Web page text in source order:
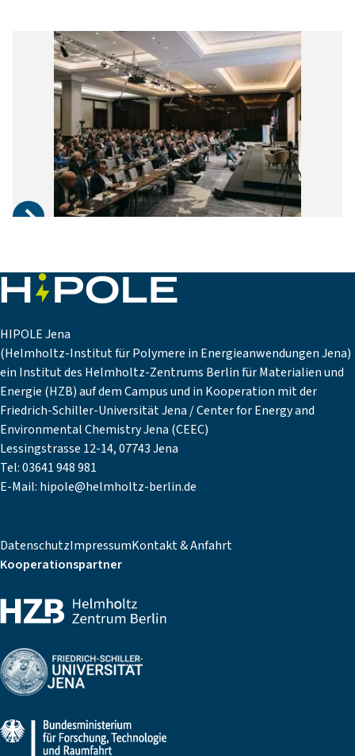
HIPOLE Jena
(Helmholtz-Institut für Polymere in Energieanwendungen Jena)
ein Institut des Helmholtz-Zentrums Berlin für Materialien und
Energie (HZB) auf dem Campus und in Kooperation mit der
Friedrich-Schiller-Universität Jena / Center for Energy and
Environmental Chemistry Jena (CEEC)
Lessingstrasse 12-14, 07743 Jena
Tel: 03641 948 981
E-Mail: hipole@helmholtz-berlin.de
DatenschutzImpressumKontakt & Anfahrt
Kooperationspartner